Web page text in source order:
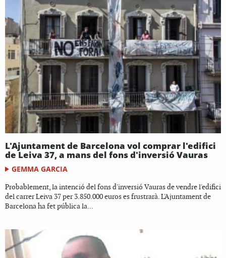
L'Ajuntament de Barcelona vol comprar l'edifici
de Leiva 37, a mans del fons d'inversió Vauras
GEMMA GARCIA
Probablement, la intenció del fons d'inversió Vauras de vendre l'edifici
del carrer Leiva 37 per 3.850.000 euros es frustrarà. L'Ajuntament de
Barcelona ha fet pública la...